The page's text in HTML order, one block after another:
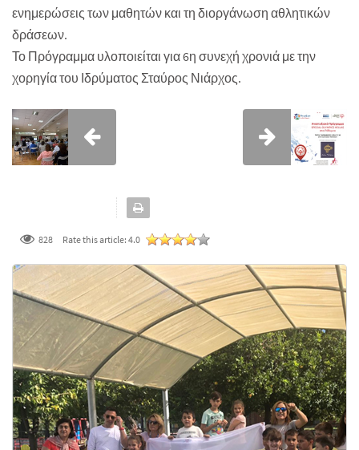
ενημερώσεις των μαθητών και τη διοργάνωση αθλητικών
δράσεων.
Το Πρόγραμμα υλοποιείται για 6η συνεχή χρονιά με την
χορηγία του Ιδρύματος Σταύρος Νιάρχος.
828 Rate this article: 4.0